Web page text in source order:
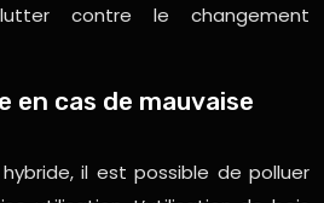
contre le changement
en cas de mauvaise
il est possible de polluer